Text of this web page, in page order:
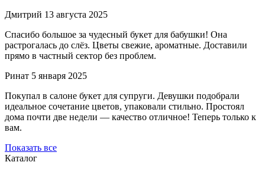
Дмитрий 13 августа 2025
Спасибо большое за чудесный букет для бабушки! Она
растрогалась до слёз. Цветы свежие, ароматные. Доставили
прямо в частный сектор без проблем.
Ринат 5 января 2025
Покупал в салоне букет для супруги. Девушки подобрали
идеальное сочетание цветов, упаковали стильно. Простоял
дома почти две недели — качество отличное! Теперь только к
вам.
Показать все
Каталог